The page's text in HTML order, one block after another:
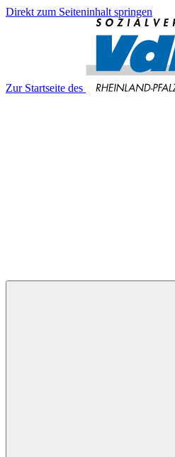
Direkt zum Seiteninhalt springen
Zur Startseite des